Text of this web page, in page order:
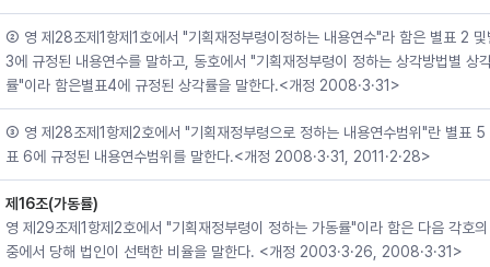
② 영 제28조제1항제1호에서 "기획재정부령이정하는 내용연수"라 함은 별표 2 및
3에 규정된 내용연수를 말하고, 동호에서 "기획재정부령이 정하는 상각방법별 상
률"이라 함은별표4에 규정된 상각률을 말한다.<개정 2008·3·31>
③ 영 제28조제1항제2호에서 "기획재정부령으로 정하는 내용연수범위"란 별표 5
표 6에 규정된 내용연수범위를 말한다.<개정 2008·3·31, 2011·2·28>
제16조(가동률)
영 제29조제1항제2호에서 "기획재정부령이 정하는 가동률"이라 함은 다음 각호
중에서 당해 법인이 선택한 비율을 말한다. <개정 2003·3·26, 2008·3·31>